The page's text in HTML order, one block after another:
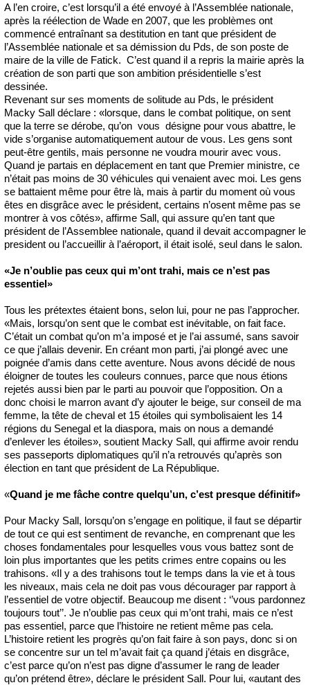
A l’en croire, c’est lorsqu’il a été envoyé à l’Assemblée nationale,
après la réélection de Wade en 2007, que les problèmes ont
commencé entraînant sa destitution en tant que président de
l’Assemblée nationale et sa démission du Pds, de son poste de
maire de la ville de Fatick. C’est quand il a repris la mairie après la
création de son parti que son ambition présidentielle s’est
dessinée.
Revenant sur ses moments de solitude au Pds, le président
Macky Sall déclare : «lorsque, dans le combat politique, on sent
que la terre se dérobe, qu’on vous désigne pour vous abattre, le
vide s’organise automatiquement autour de vous. Les gens sont
peut-être gentils, mais personne ne voudra mourir avec vous.
Quand je partais en déplacement en tant que Premier ministre, ce
n’était pas moins de 30 véhicules qui venaient avec moi. Les gens
se battaient même pour être là, mais à partir du moment où vous
êtes en disgrâce avec le président, certains n’osent même pas se
montrer à vos côtés», affirme Sall, qui assure qu’en tant que
président de l’Assemblee nationale, quand il devait accompagner le
president ou l’accueillir à l’aéroport, il était isolé, seul dans le salon.
«Je n’oublie pas ceux qui m’ont trahi, mais ce n’est pas
essentiel»
Tous les prétextes étaient bons, selon lui, pour ne pas l’approcher.
«Mais, lorsqu’on sent que le combat est inévitable, on fait face.
C’était un combat qu’on m’a imposé et je l’ai assumé, sans savoir
ce que j’allais devenir. En créant mon parti, j’ai plongé avec une
poignée d’amis dans cette aventure. Nous avons décidé de nous
éloigner de toutes les couleurs connues, parce que nous étions
rejetés aussi bien par le parti au pouvoir que l’opposition. On a
donc choisi le marron avant d’y ajouter le beige, sur conseil de ma
femme, la tête de cheval et 15 étoiles qui symbolisaient les 14
régions du Senegal et la diaspora, mais on nous a demandé
d’enlever les étoiles», soutient Macky Sall, qui affirme avoir rendu
ses passeports diplomatiques qu’il n’a retrouvés qu’après son
élection en tant que président de La République.
«Quand je me fâche contre quelqu’un, c’est presque définitif»
Pour Macky Sall, lorsqu’on s’engage en politique, il faut se départir
de tout ce qui est sentiment de revanche, en comprenant que les
choses fondamentales pour lesquelles vous vous battez sont de
loin plus importantes que les petits crimes entre copains ou les
trahisons. «Il y a des trahisons tout le temps dans la vie et à tous
les niveaux, mais cela ne doit pas vous décourager par rapport à
l’essentiel de votre objectif. Beaucoup me disent : ‘’vous pardonnez
toujours tout’’. Je n’oublie pas ceux qui m’ont trahi, mais ce n’est
pas essentiel, parce que l’histoire ne retient même pas cela.
L’histoire retient les progrès qu’on fait faire à son pays, donc si on
se concentre sur un tel m’avait fait ça quand j’étais en disgrâce,
c’est parce qu’on n’est pas digne d’assumer le rang de leader
qu’on prétend être», déclare le président Sall. Pour lui, «autant des